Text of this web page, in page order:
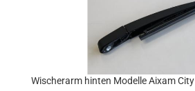
Wischerarm hinten Modelle Aixam City